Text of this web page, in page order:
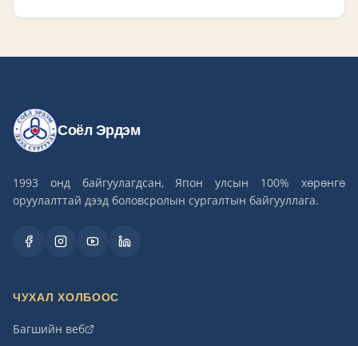
Соёл Эрдэм
1993 онд байгуулагдсан, Япон улсын 100% хөрөнгө
оруулалттай дээд боловсролын сургалтын байгууллага.
ЧУХАЛ ХОЛБООС
Багшийн веб